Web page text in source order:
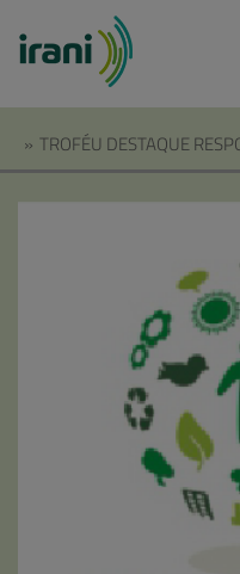
» TROFÉU DESTAQUE